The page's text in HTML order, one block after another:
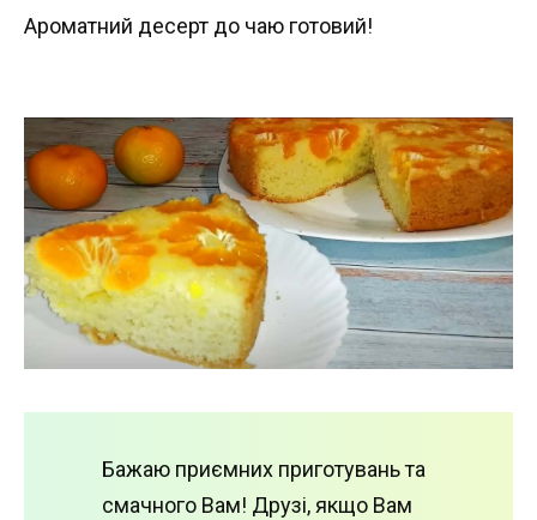
Ароматний десерт до чаю готовий!
Бажаю приємних приготувань та
смачного Вам! Друзі, якщо Вам